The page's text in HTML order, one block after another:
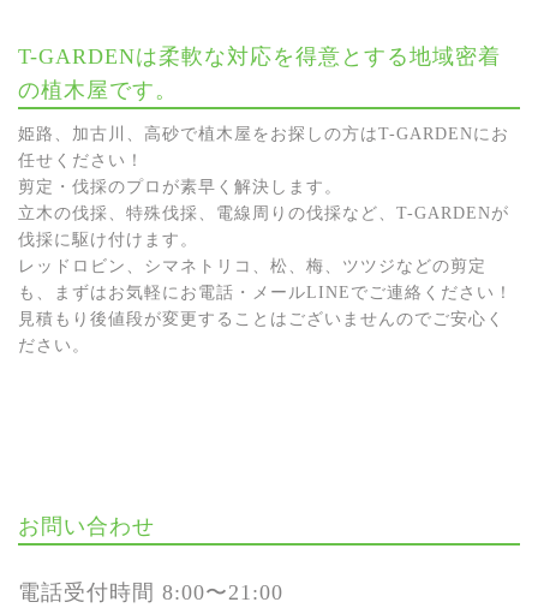
T-GARDENは柔軟な対応を得意とする地域密着
の植木屋です。
姫路、加古川、高砂で植木屋をお探しの方はT-GARDENにお
任せください！
剪定・伐採のプロが素早く解決します。
立木の伐採、特殊伐採、電線周りの伐採など、T-GARDENが
伐採に駆け付けます。
レッドロビン、シマネトリコ、松、梅、ツツジなどの剪定
も、まずはお気軽にお電話・メールLINEでご連絡ください！
見積もり後値段が変更することはございませんのでご安心く
ださい。
お問い合わせ
電話受付時間 8:00〜21:00